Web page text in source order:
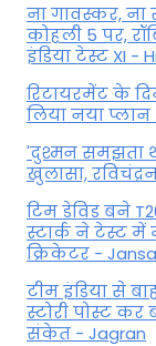
ना गावस्कर, ना
कोहली 5 पर,
इंडिया टेस्ट XI -
रिटायरमेंट के
लिया नया प्लान
'दुश्मन समझता
खुलासा,
टिम डेविड बने
स्टार्क ने टेस्ट में
क्रिकेटर -
टीम इंडिया से
स्टोरी पोस्ट
संकेत - Jagran